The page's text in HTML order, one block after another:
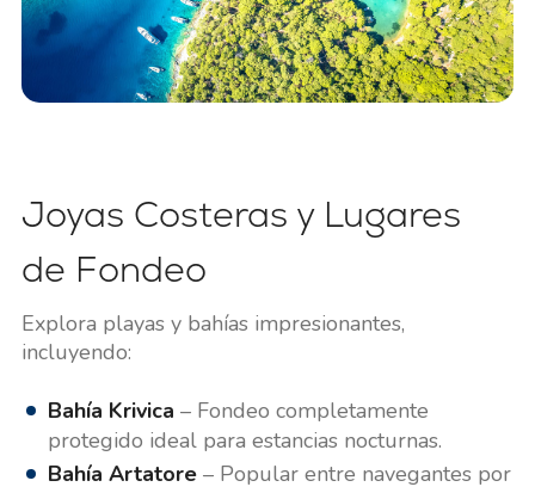
Joyas Costeras y Lugares
de Fondeo
Explora playas y bahías impresionantes,
incluyendo:
Bahía Krivica – Fondeo completamente
protegido ideal para estancias nocturnas.
Bahía Artatore– Popular entre navegantes por